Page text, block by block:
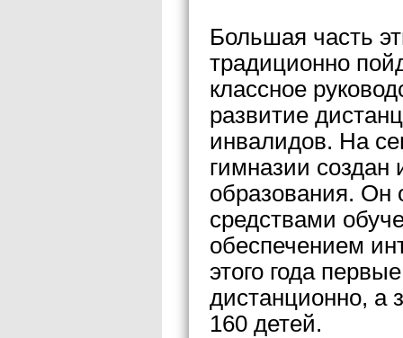
Большая часть
традиционно
классное
развитие
инвалидов. На
гимназии создан
образования. Он
средствами
обеспечением
этого года
дистанционно, а
160 детей.